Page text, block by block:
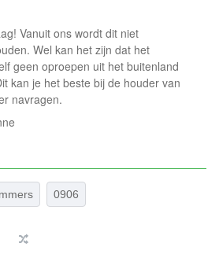
Vanuit ons wordt dit niet
Wel kan het zijn dat het
geen oproepen uit het buitenland
kan je het beste bij de houder van
navragen.
0906